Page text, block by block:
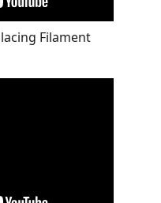
Filament